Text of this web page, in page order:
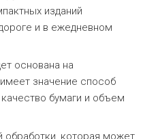
изданий
и в ежедневном
основана на
значение способ
бумаги и объем
обработки, которая может